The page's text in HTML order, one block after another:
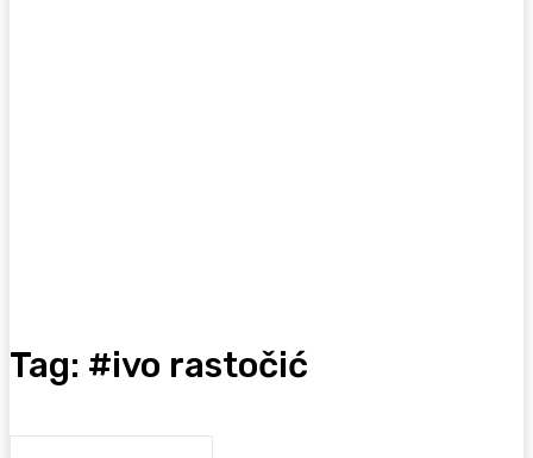
Tag: #ivo rastočić